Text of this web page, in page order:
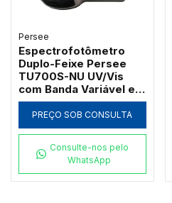
Persee
Espectrofotômetro
Duplo-Feixe Persee
TU700S-NU UV/Vis
com Banda Variável e
Software UVWin (190 a
1100nm)
PREÇO SOB CONSULTA
Consulte-nos pelo
WhatsApp